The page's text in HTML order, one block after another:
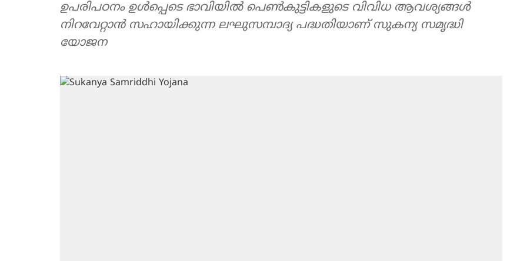
ഉപരിപഠനം ഉള്‍പ്പെടെ ഭാവിയില്‍ പെണ്‍കുട്ടികളുടെ വിവിധ ആവശ്യങ്ങള്‍
നിറവേറ്റാന്‍ സഹായിക്കുന്ന ലഘുസമ്പാദ്യ പദ്ധതിയാണ് സുകന്യ സമൃദ്ധി
യോജന